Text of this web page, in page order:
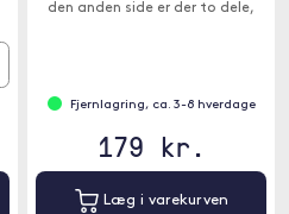
den anden side er der to dele,
Fjernlagring, ca. 3-8 hverdage
179 kr.
Læg i varekurven